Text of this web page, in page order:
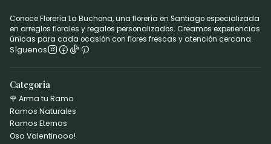
Conoce Florería La Buchona, una florería en Santiago especializada
en arreglos florales y regalos personalizados. Creamos experiencias
únicas para cada ocasión con flores frescas y atención cercana.
Síguenos
Categoria
🌹 Arma tu Ramo
Ramos Naturales
Ramos Eternos
Oso Valentinooo!